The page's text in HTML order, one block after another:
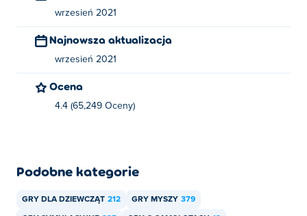
wrzesień 2021
Najnowsza aktualizacja
wrzesień 2021
Ocena
4.4 (65,249 Oceny)
Podobne kategorie
GRY DLA DZIEWCZĄT 212 GRY MYSZY 379